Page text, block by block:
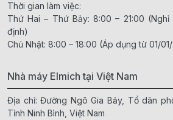
Thời gian làm việc:
Thứ Hai – Thứ Bảy: 8:00 – 21:00
định)
Chủ Nhật: 8:00 – 18:00 (Áp dụng từ 01/
Nhà máy Elmich tại Việt Nam
Địa chỉ: Đường Ngô Gia Bảy, Tổ dân
Tỉnh Ninh Bình, Việt Nam